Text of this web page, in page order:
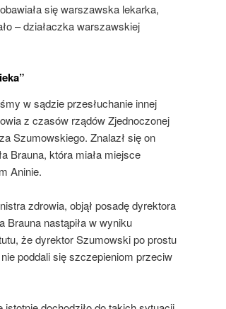
się warszawska lekarka,
– działaczka warszawskiej
w sądzie przesłuchanie innej
z czasów rządów Zjednoczonej
Szumowskiego. Znalazł się on
Brauna, która miała miejsce
Aninie.
zdrowia, objął posadę dyrektora
Brauna nastąpiła w wyniku
że dyrektor Szumowski po prostu
poddali się szczepieniom przeciw